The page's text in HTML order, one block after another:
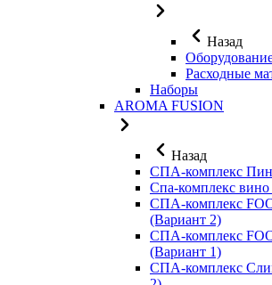
Назад
Расходные
Наборы
AROMA FUSION
Назад
СПА-комплекс
Cпа-комплекс
СПА-комплекс
(Вариант 2)
СПА-комплекс
(Вариант 1)
СПА-комплекс